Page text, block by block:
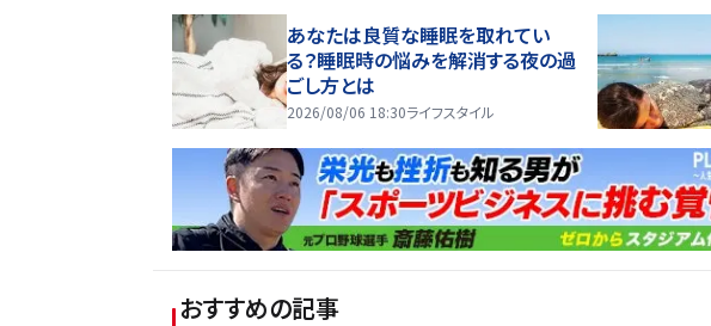
あなたは良質な睡眠を取れてい
る？睡眠時の悩みを解消する夜の過
ごし方とは
2026/08/06 18:30ライフスタイル
おすすめの記事